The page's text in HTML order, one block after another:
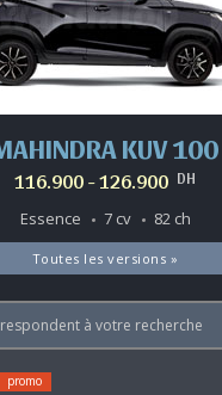
KUV 100
116.900 - 126.900 DH
Essence 7 cv 82 ch
Toutes les versions »
à votre recherche
promo